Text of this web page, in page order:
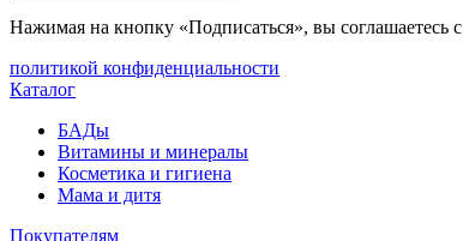
Нажимая на кнопку «Подписаться», вы соглашаетесь с
политикой конфиденциальности
Каталог
БАДы
Витамины и минералы
Косметика и гигиена
Мама и дитя
Покупателям